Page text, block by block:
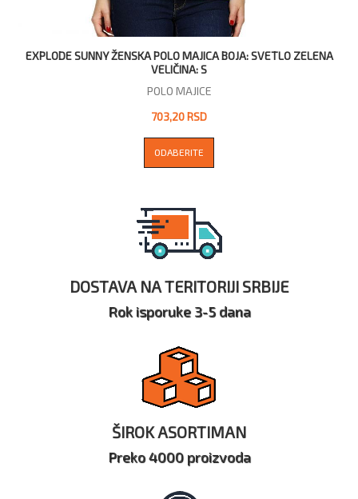
EXPLODE SUNNY ŽENSKA POLO MAJICA BOJA: SVETLO ZELENA
VELIČINA: S
POLO MAJICE
703,20 RSD
ODABERITE
DOSTAVA NA TERITORIJI SRBIJE
Rok isporuke 3-5 dana
ŠIROK ASORTIMAN
Preko 4000 proizvoda